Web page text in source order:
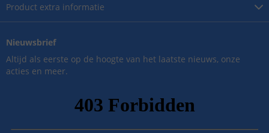
Product extra informatie
Nieuwsbrief
Altijd als eerste op de hoogte van het laatste nieuws, onze
acties en meer.